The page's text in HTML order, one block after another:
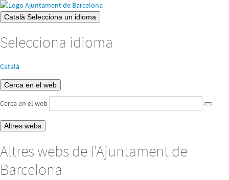
Català Selecciona un idioma
Selecciona idioma
Català
Cerca en el web
Cerca en el web
Altres webs
Altres webs de l'Ajuntament de
Barcelona